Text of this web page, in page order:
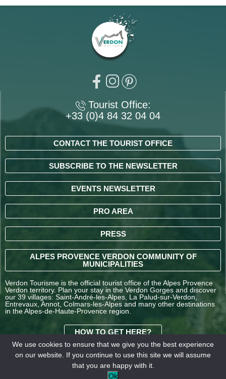
Tourist Office:
+33 (0)4 84 32 04 04
CONTACT THE TOURIST OFFICE
SUBSCRIBE TO THE NEWSLETTER
EVENTS NEWSLETTER
PRO AREA
PRESS
ALPES PROVENCE VERDON COMMUNITY OF
MUNICIPALITIES
Verdon Tourisme is the official tourist office of the Alpes Provence
Verdon territory. Plan your stay in the Verdon Gorges and discover
our 39 villages: Saint-André-les-Alpes, La Palud-sur-Verdon,
Entrevaux, Annot, Colmars-les-Alpes and many other destinations
in the Alpes-de-Haute-Provence region.
HOW TO GET HERE?
TERMS AND
CONDITIONS OF SALE
OFFICE DE TOURISME
We use cookies to ensure that we give you the best experience
on our website. If you continue to use this site we will assume
that you are happy with it.
Ok